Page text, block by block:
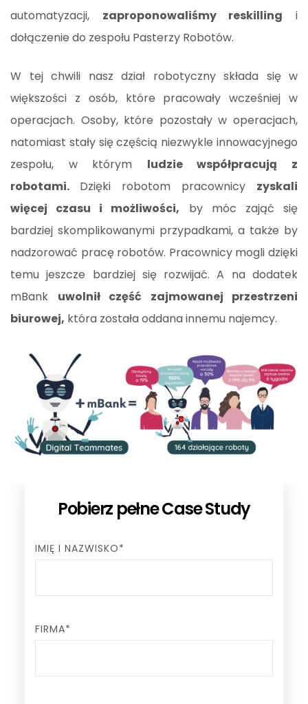
automatyzacji, zaproponowaliśmy reskilling i
dołączenie do zespołu Pasterzy Robotów.
W tej chwili nasz dział robotyczny składa się w
większości z osób, które pracowały wcześniej w
operacjach. Osoby, które pozostały w operacjach,
natomiast stały się częścią niezwykle innowacyjnego
zespołu, w którym ludzie współpracują z
robotami. Dzięki robotom pracownicy zyskali
więcej czasu i możliwości, by móc zająć się
bardziej skomplikowanymi przypadkami, a także by
nadzorować pracę robotów. Pracownicy mogli dzięki
temu jeszcze bardziej się rozwijać. A na dodatek
mBank uwolnił część zajmowanej przestrzeni
biurowej, która została oddana innemu najemcy.
Pobierz pełne Case Study
IMIĘ I NAZWISKO*
FIRMA*